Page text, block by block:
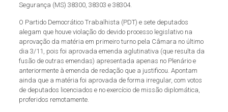
Segurança (MS) 38300, 38303 e 38304.
O Partido Democrático Trabalhista (PDT) e sete deputados
alegam que houve violação do devido processo legislativo na
aprovação da matéria em primeiro turno pela Câmara no último
dia 3/11, pois foi aprovada emenda aglutinativa (que resulta da
fusão de outras emendas) apresentada apenas no Plenário e
anteriormente à emenda de redação que a justificou. Apontam
ainda que a matéria foi aprovada de forma irregular, com votos
de deputados licenciados e no exercício de missão diplomática,
proferidos remotamente.